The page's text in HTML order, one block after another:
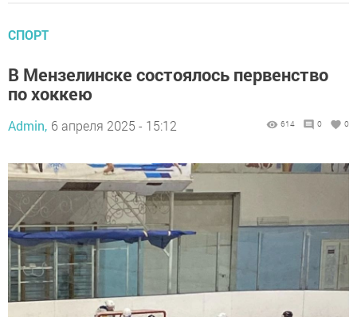
СПОРТ
В Мензелинске состоялось первенство
по хоккею
Admin, 6 апреля 2025 - 15:12 614 0 0